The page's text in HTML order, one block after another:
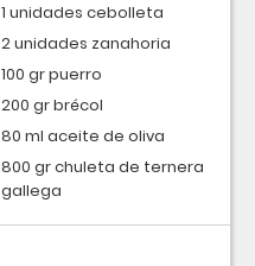
1 unidades cebolleta
2 unidades zanahoria
100 gr puerro
200 gr brécol
80 ml aceite de oliva
800 gr chuleta de ternera
gallega